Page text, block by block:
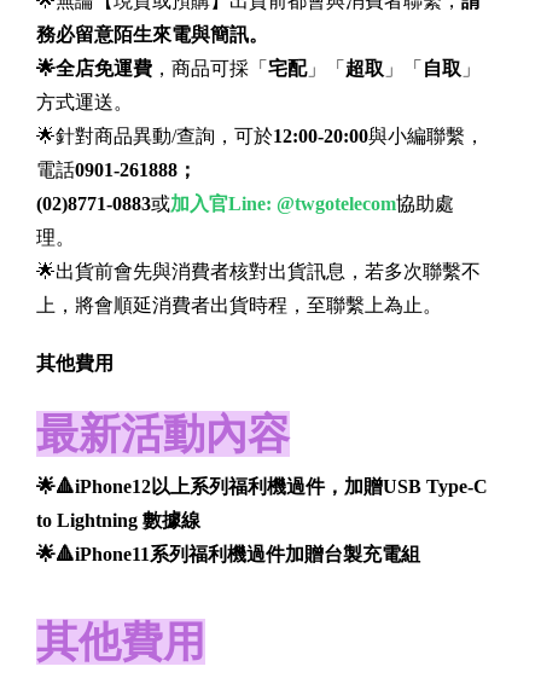
務必留意陌生來電與簡訊。
🌟全店免運費 ，商品可採「 宅配」「 超取 」「 自取 」
方式運送。
🌟針對商品異動/查詢，可於12:00-20:00與小編聯繫，
電話0901-261888；
(02)8771-0883或加入官Line: @twgotelecom協助處
理。
🌟出貨前會先與消費者核對出貨訊息，若多次聯繫不
上，將會順延消費者出貨時程，至聯繫上為止。
其他費用
最新活動內容
🌟🔺iPhone12以上系列福利機過件，加贈USB Type-C
to Lightning 數據線
🌟🔺iPhone11系列福利機過件加贈台製充電組
其他費用